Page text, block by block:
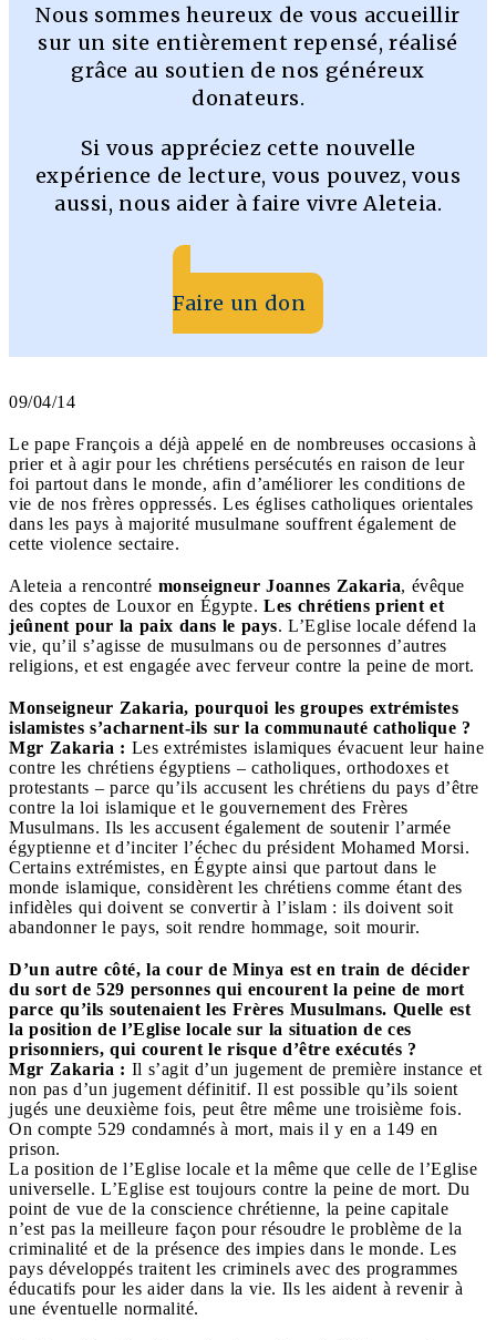
Nous sommes heureux de vous accueillir
sur un site entièrement repensé, réalisé
grâce au soutien de nos généreux
donateurs.
Si vous appréciez cette nouvelle
expérience de lecture, vous pouvez, vous
aussi, nous aider à faire vivre Aleteia.
Faire un don
09/04/14
Le pape François a déjà appelé en de nombreuses occasions à
prier et à agir pour les chrétiens persécutés en raison de leur
foi partout dans le monde, afin d’améliorer les conditions de
vie de nos frères oppressés. Les églises catholiques orientales
dans les pays à majorité musulmane souffrent également de
cette violence sectaire.
Aleteia a rencontré monseigneur Joannes Zakaria, évêque
des coptes de Louxor en Égypte. Les chrétiens prient et
jeûnent pour la paix dans le pays. L’Eglise locale défend la
vie, qu’il s’agisse de musulmans ou de personnes d’autres
religions, et est engagée avec ferveur contre la peine de mort.
Monseigneur Zakaria, pourquoi les groupes extrémistes
islamistes s’acharnent-ils sur la communauté catholique ?
Mgr Zakaria : Les extrémistes islamiques évacuent leur haine
contre les chrétiens égyptiens – catholiques, orthodoxes et
protestants – parce qu’ils accusent les chrétiens du pays d’être
contre la loi islamique et le gouvernement des Frères
Musulmans. Ils les accusent également de soutenir l’armée
égyptienne et d’inciter l’échec du président Mohamed Morsi.
Certains extrémistes, en Égypte ainsi que partout dans le
monde islamique, considèrent les chrétiens comme étant des
infidèles qui doivent se convertir à l’islam : ils doivent soit
abandonner le pays, soit rendre hommage, soit mourir.
D’un autre côté, la cour de Minya est en train de décider
du sort de 529 personnes qui encourent la peine de mort
parce qu’ils soutenaient les Frères Musulmans. Quelle est
la position de l’Eglise locale sur la situation de ces
prisonniers, qui courent le risque d’être exécutés ?
Mgr Zakaria : Il s’agit d’un jugement de première instance et
non pas d’un jugement définitif. Il est possible qu’ils soient
jugés une deuxième fois, peut être même une troisième fois.
On compte 529 condamnés à mort, mais il y en a 149 en
prison.
La position de l’Eglise locale et la même que celle de l’Eglise
universelle. L’Eglise est toujours contre la peine de mort. Du
point de vue de la conscience chrétienne, la peine capitale
n’est pas la meilleure façon pour résoudre le problème de la
criminalité et de la présence des impies dans le monde. Les
pays développés traitent les criminels avec des programmes
éducatifs pour les aider dans la vie. Ils les aident à revenir à
une éventuelle normalité.